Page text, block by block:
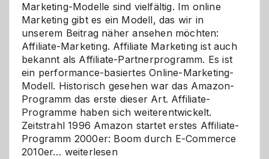
Marketing-Modelle sind vielfältig. Im online
Marketing gibt es ein Modell, das wir in
unserem Beitrag näher ansehen möchten:
Affiliate-Marketing. Affiliate Marketing ist auch
bekannt als Affiliate-Partnerprogramm. Es ist
ein performance-basiertes Online-Marketing-
Modell. Historisch gesehen war das Amazon-
Programm das erste dieser Art. Affiliate-
Programme haben sich weiterentwickelt.
Zeitstrahl 1996 Amazon startet erstes Affiliate-
Programm 2000er: Boom durch E-Commerce
2010er… Affiliate-
weiterlesen